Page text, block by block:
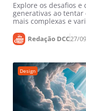
Explore os desafios
generativas ao
mais complexas e
Redação DCC27/
Design